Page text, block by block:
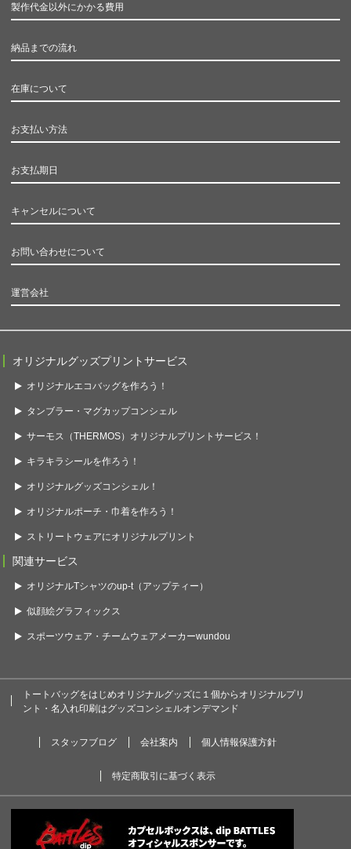
製作代金以外にかかる費用
納品までの流れ
在庫について
お支払い方法
お支払期日
キャンセルについて
お問い合わせについて
運営会社
オリジナルグッズプリントサービス
オリジナルエコバッグを作ろう！
タンブラー・マグカップコンシェル
サーモス（THERMOS）オリジナルプリントサービス！
キラキラシールを作ろう！
オリジナルグッズコンシェル！
オリジナルポーチ・巾着を作ろう！
ストリートウェアにオリジナルプリント
関連サービス
オリジナルTシャツのup-t（アップティー）
似顔絵グラフィックス
スポーツウェア・チームウェアメーカーwundou
トートバッグをはじめオリジナルグッズに１個からオリジナルプリ
ント・名入れ印刷はグッズコンシェルオンデマンド
スタッフブログ 会社案内 個人情報保護方針
特定商取引に基づく表示